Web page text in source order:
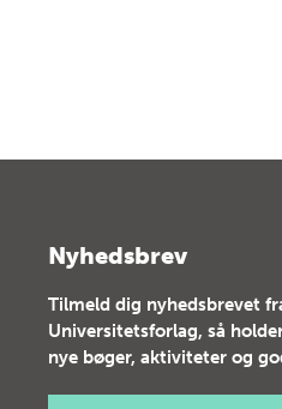
Nyhedsbrev
Tilmeld dig nyhedsbrevet
Universitetsforlag, så
nye bøger, aktiviteter og